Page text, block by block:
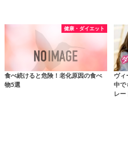
健康・ダイエット
食べ続けると危険！老化原因の食べ
物5選
ヴィ
中で
レ